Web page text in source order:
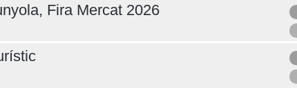
Fira Mercat 2026